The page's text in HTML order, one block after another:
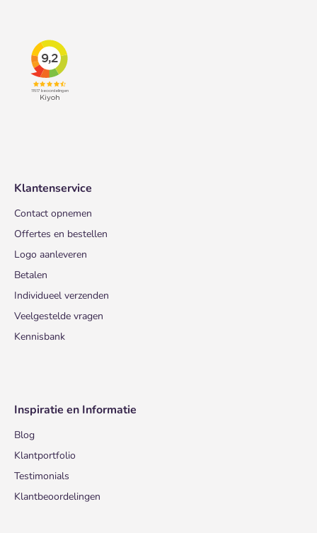
Klantenservice
Contact opnemen
Offertes en bestellen
Logo aanleveren
Betalen
Individueel verzenden
Veelgestelde vragen
Kennisbank
Inspiratie en Informatie
Blog
Klantportfolio
Testimonials
Klantbeoordelingen